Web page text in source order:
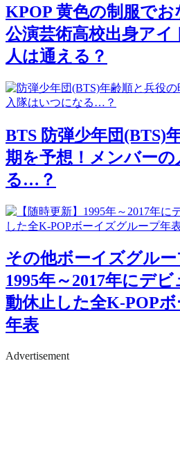
KPOP 黄色の制服で
公演芸術高校出身アイ
人は通える？
BTS 防弾少年団(BTS)
期を予想！メンバー
る…？
その他ボーイズグル
1995年～2017年にデ
動休止した全K-POP
年表
Advertisement